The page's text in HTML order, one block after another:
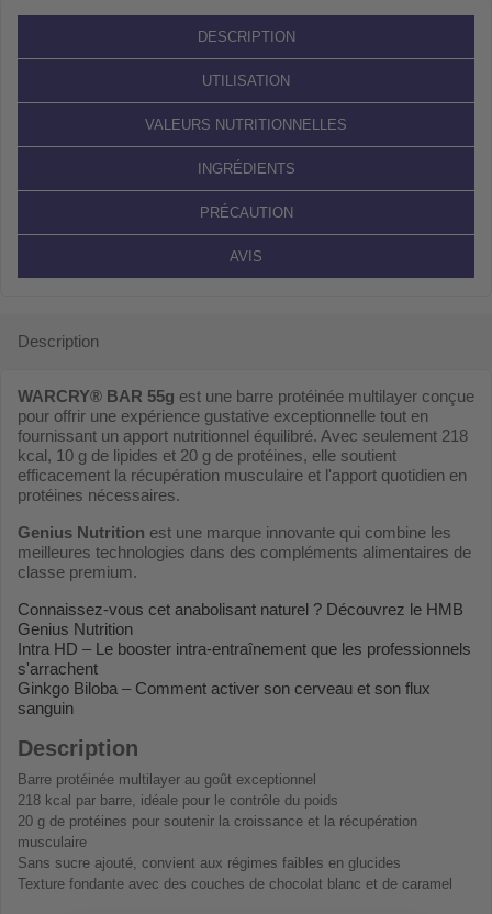
DESCRIPTION
UTILISATION
VALEURS NUTRITIONNELLES
INGRÉDIENTS
PRÉCAUTION
AVIS
Description
WARCRY® BAR 55g est une barre protéinée multilayer conçue
pour offrir une expérience gustative exceptionnelle tout en
fournissant un apport nutritionnel équilibré. Avec seulement 218
kcal, 10 g de lipides et 20 g de protéines, elle soutient
efficacement la récupération musculaire et l'apport quotidien en
protéines nécessaires.
Genius Nutrition est une marque innovante qui combine les
meilleures technologies dans des compléments alimentaires de
classe premium.
Connaissez-vous cet anabolisant naturel ? Découvrez le HMB
Genius Nutrition
Intra HD – Le booster intra-entraînement que les professionnels
s'arrachent
Ginkgo Biloba – Comment activer son cerveau et son flux
sanguin
Description
Barre protéinée multilayer au goût exceptionnel
218 kcal par barre, idéale pour le contrôle du poids
20 g de protéines pour soutenir la croissance et la récupération
musculaire
Sans sucre ajouté, convient aux régimes faibles en glucides
Texture fondante avec des couches de chocolat blanc et de caramel